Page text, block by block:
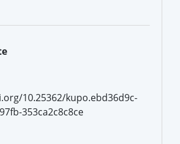
10.25362/kupo.ebd36d9c-
353ca2c8c8ce